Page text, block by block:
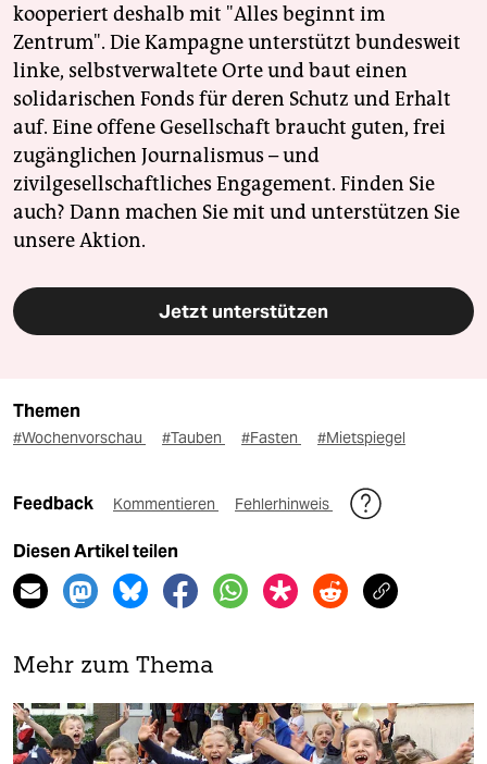
kooperiert deshalb mit "Alles beginnt im
Zentrum". Die Kampagne unterstützt bundesweit
linke, selbstverwaltete Orte und baut einen
solidarischen Fonds für deren Schutz und Erhalt
auf. Eine offene Gesellschaft braucht guten, frei
zugänglichen Journalismus – und
zivilgesellschaftliches Engagement. Finden Sie
auch? Dann machen Sie mit und unterstützen Sie
unsere Aktion.
Jetzt unterstützen
Themen
#Wochenvorschau #Tauben #Fasten #Mietspiegel
Feedback Kommentieren Fehlerhinweis
Diesen Artikel teilen
Mehr zum Thema